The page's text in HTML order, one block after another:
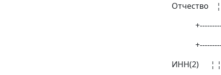
Отчество ¦
ИНН(2) ¦ ¦